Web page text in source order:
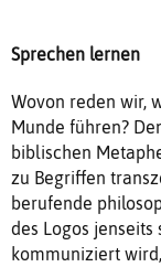
Sprechen lernen
Wovon reden wir,
Munde führen?
biblischen
zu Begriffen
berufende
des Logos
kommuniziert